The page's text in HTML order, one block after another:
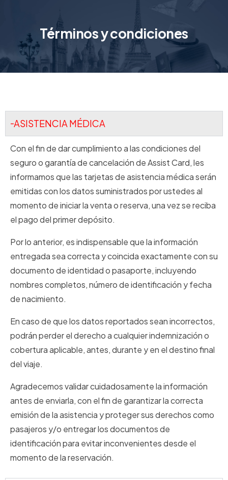
Términos y condiciones
ASISTENCIA MÉDICA
Con el fin de dar cumplimiento a las condiciones del
seguro o garantía de cancelación de Assist Card, les
informamos que las tarjetas de asistencia médica serán
emitidas con los datos suministrados por ustedes al
momento de iniciar la venta o reserva, una vez se reciba
el pago del primer depósito.
Por lo anterior, es indispensable que la información
entregada sea correcta y coincida exactamente con su
documento de identidad o pasaporte, incluyendo
nombres completos, número de identificación y fecha
de nacimiento.
En caso de que los datos reportados sean incorrectos,
podrán perder el derecho a cualquier indemnización o
cobertura aplicable, antes, durante y en el destino final
del viaje.
Agradecemos validar cuidadosamente la información
antes de enviarla, con el fin de garantizar la correcta
emisión de la asistencia y proteger sus derechos como
pasajeros y/o entregar los documentos de
identificación para evitar inconvenientes desde el
momento de la reservación.